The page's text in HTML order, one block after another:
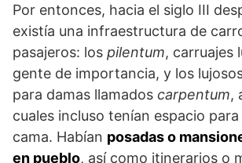
Por entonces, hacia el siglo III
existía una infraestructura de
pasajeros: los pilentum, carruajes
gente de importancia, y los
para damas llamados carpentum,
cuales incluso tenían espacio
cama. Habían posadas o
en pueblo, así como itinerarios o